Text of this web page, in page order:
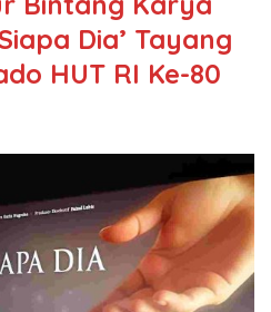
Dia’ Tayang
HUT RI Ke-80